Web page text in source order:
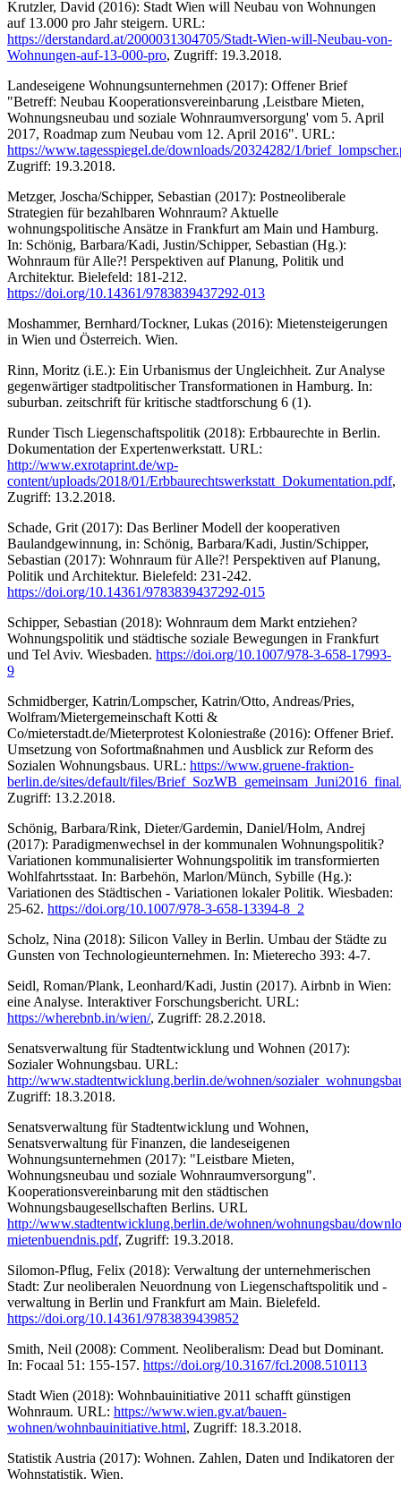
Krutzler, David (2016): Stadt Wien will Neubau von Wohnungen
auf 13.000 pro Jahr steigern. URL:
https://derstandard.at/2000031304705/Stadt-Wien-will-Neubau-von-
Wohnungen-auf-13-000-pro, Zugriff: 19.3.2018.
Landeseigene Wohnungsunternehmen (2017): Offener Brief
"Betreff: Neubau Kooperationsvereinbarung ,Leistbare Mieten,
Wohnungsneubau und soziale Wohnraumversorgung' vom 5. April
2017, Roadmap zum Neubau vom 12. April 2016". URL:
https://www.tagesspiegel.de/downloads/20324282/1/
Zugriff: 19.3.2018.
Metzger, Joscha/Schipper, Sebastian (2017): Postneoliberale
Strategien für bezahlbaren Wohnraum? Aktuelle
wohnungspolitische Ansätze in Frankfurt am Main und Hamburg.
In: Schönig, Barbara/Kadi, Justin/Schipper, Sebastian (Hg.):
Wohnraum für Alle?! Perspektiven auf Planung, Politik und
Architektur. Bielefeld: 181-212.
https://doi.org/10.14361/9783839437292-013
Moshammer, Bernhard/Tockner, Lukas (2016): Mietensteigerungen
in Wien und Österreich. Wien.
Rinn, Moritz (i.E.): Ein Urbanismus der Ungleichheit. Zur Analyse
gegenwärtiger stadtpolitischer Transformationen in Hamburg. In:
suburban. zeitschrift für kritische stadtforschung 6 (1).
Runder Tisch Liegenschaftspolitik (2018): Erbbaurechte in Berlin.
Dokumentation der Expertenwerkstatt. URL:
http://www.exrotaprint.de/wp-
content/uploads/2018/01/Erbbaurechtswerkstatt_Dokumentation.pdf,
Zugriff: 13.2.2018.
Schade, Grit (2017): Das Berliner Modell der kooperativen
Baulandgewinnung, in: Schönig, Barbara/Kadi, Justin/Schipper,
Sebastian (2017): Wohnraum für Alle?! Perspektiven auf Planung,
Politik und Architektur. Bielefeld: 231-242.
https://doi.org/10.14361/9783839437292-015
Schipper, Sebastian (2018): Wohnraum dem Markt entziehen?
Wohnungspolitik und städtische soziale Bewegungen in Frankfurt
und Tel Aviv. Wiesbaden. https://doi.org/10.1007/978-3-658-17993-
9
Schmidberger, Katrin/Lompscher, Katrin/Otto, Andreas/Pries,
Wolfram/Mietergemeinschaft Kotti &
Co/mieterstadt.de/Mieterprotest Koloniestraße (2016): Offener Brief.
Umsetzung von Sofortmaßnahmen und Ausblick zur Reform des
Sozialen Wohnungsbaus. URL: https://www.gruene-fraktion-
berlin.de/sites/default/files/
Zugriff: 13.2.2018.
Schönig, Barbara/Rink, Dieter/Gardemin, Daniel/Holm, Andrej
(2017): Paradigmenwechsel in der kommunalen Wohnungspolitik?
Variationen kommunalisierter Wohnungspolitik im transformierten
Wohlfahrtsstaat. In: Barbehön, Marlon/Münch, Sybille (Hg.):
Variationen des Städtischen - Variationen lokaler Politik. Wiesbaden:
25-62. https://doi.org/10.1007/978-3-658-13394-8_2
Scholz, Nina (2018): Silicon Valley in Berlin. Umbau der Städte zu
Gunsten von Technologieunternehmen. In: Mieterecho 393: 4-7.
Seidl, Roman/Plank, Leonhard/Kadi, Justin (2017). Airbnb in Wien:
eine Analyse. Interaktiver Forschungsbericht. URL:
https://wherebnb.in/wien/, Zugriff: 28.2.2018.
Senatsverwaltung für Stadtentwicklung und Wohnen (2017):
Sozialer Wohnungsbau. URL:
http://www.stadtentwicklung.berlin.de/wohnen/
Zugriff: 18.3.2018.
Senatsverwaltung für Stadtentwicklung und Wohnen,
Senatsverwaltung für Finanzen, die landeseigenen
Wohnungsunternehmen (2017): "Leistbare Mieten,
Wohnungsneubau und soziale Wohnraumversorgung".
Kooperationsvereinbarung mit den städtischen
Wohnungsbaugesellschaften Berlins. URL
http://www.stadtentwicklung.berlin.de/wohnen/wohnungsbau/
mietenbuendnis.pdf, Zugriff: 19.3.2018.
Silomon-Pflug, Felix (2018): Verwaltung der unternehmerischen
Stadt: Zur neoliberalen Neuordnung von Liegenschaftspolitik und -
verwaltung in Berlin und Frankfurt am Main. Bielefeld.
https://doi.org/10.14361/9783839439852
Smith, Neil (2008): Comment. Neoliberalism: Dead but Dominant.
In: Focaal 51: 155-157. https://doi.org/10.3167/fcl.2008.510113
Stadt Wien (2018): Wohnbauinitiative 2011 schafft günstigen
Wohnraum. URL: https://www.wien.gv.at/bauen-
wohnen/wohnbauinitiative.html, Zugriff: 18.3.2018.
Statistik Austria (2017): Wohnen. Zahlen, Daten und Indikatoren der
Wohnstatistik. Wien.